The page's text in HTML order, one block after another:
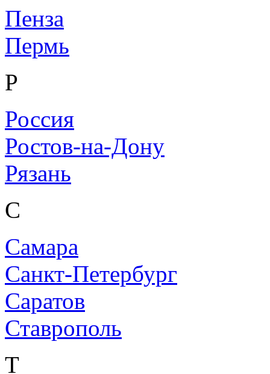
Пенза
Пермь
Р
Россия
Ростов-на-Дону
Рязань
С
Самара
Санкт-Петербург
Саратов
Ставрополь
Т